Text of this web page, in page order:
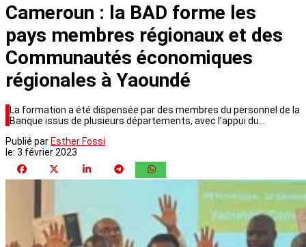
Cameroun : la BAD forme les
pays membres régionaux et des
Communautés économiques
régionales à Yaoundé
La formation a été dispensée par des membres du personnel de la
Banque issus de plusieurs départements, avec l’appui du…
Publié parEsther Fossi
le: 3 février 2023